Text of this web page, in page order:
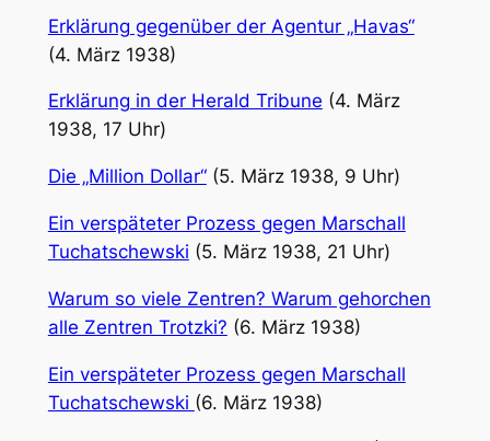
Erklärung gegenüber der Agentur „Havas“
(4. März 1938)
Erklärung in der Herald Tribune (4. März
1938, 17 Uhr)
Die „Million Dollar“(5. März 1938, 9 Uhr)
Ein verspäteter Prozess gegen Marschall
Tuchatschewski (5. März 1938, 21 Uhr)
Warum so viele Zentren? Warum gehorchen
alle Zentren Trotzki? (6. März 1938)
Ein verspäteter Prozess gegen Marschall
Tuchatschewski (6. März 1938)